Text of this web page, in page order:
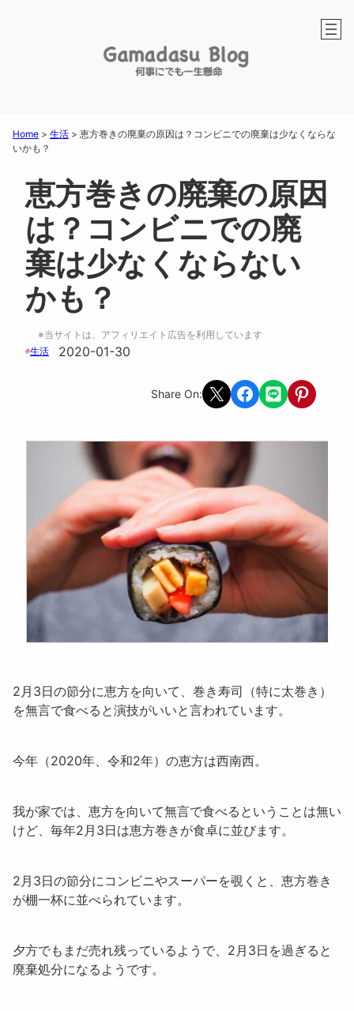
Home > 生活 > 恵方巻きの廃棄の原因は？コンビニでの廃棄は少なくならな
いかも？
恵方巻きの廃棄の原因
は？コンビニでの廃
棄は少なくならない
かも？
※当サイトは、アフィリエイト広告を利用しています
#生活 2020-01-30
Share On: Share on X Share on Facebook
Share on LINEShare on
2月3日の節分に恵方を向いて、 巻き寿司（特に太巻き）
を無言で食べると演技がいいと言われています。
今年（2020年、令和2年）の恵方は西南西。
我が家では、恵方を向いて無言で食べるということは無い
けど、毎年2月3日は恵方巻きが食卓に並びます。
2月3日の節分にコンビニやスーパーを覗くと、恵方巻き
が棚一杯に並べられています。
夕方でもまだ売れ残っているようで、2月3日を過ぎると
廃棄処分になるようです。